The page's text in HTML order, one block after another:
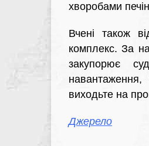
хворобами
Вчені також
комплекс. За
закупорює
виходьте на
Джерело